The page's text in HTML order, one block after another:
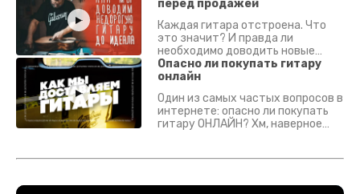
перед продажей
Каждая гитара отстроена. Что
это значит? И правда ли
необходимо доводить новые
гитары? Если кратко - да.
Подробно - в видео :)
Опасно ли покупать гитару
онлайн
Один из самых частых вопросов в
интернете: опасно ли покупать
гитару ОНЛАЙН? Хм, наверное
застрахован. Случись что -